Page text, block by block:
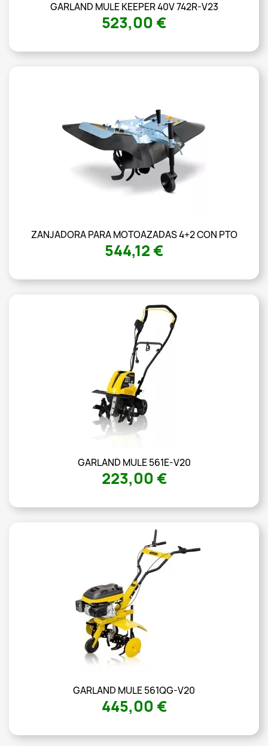
GARLAND MULE KEEPER 40V 742R-V23
523,00 €
ZANJADORA PARA MOTOAZADAS 4+2 CON PTO
544,12 €
GARLAND MULE 561E-V20
223,00 €
GARLAND MULE 561QG-V20
445,00 €